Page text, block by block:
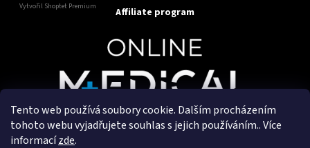
Tento web používá soubory cookie. Dalším procházením
tohoto webu vyjadřujete souhlas s jejich používáním.. Více
informacízde.
Vytvořil Shoptet Premium Affiliate program
Copyright 2025OnlineMedical.cz. Všechna práva
vyhrazena.